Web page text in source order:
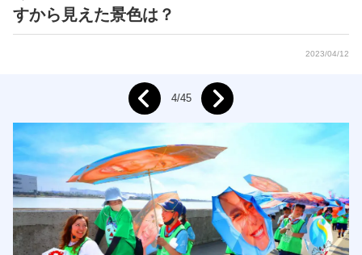
すから見えた景色は？
2023/04/12
4/45